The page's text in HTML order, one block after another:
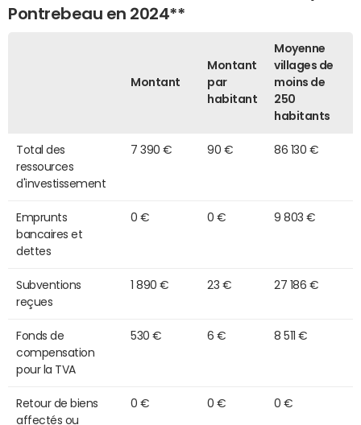
Pontrebeau en 2024**
Montant
Montant
par
habitant
Moyenne
villages de
moins de
250
habitants
Total des
ressources
d'investissement
7 390 € 90 € 86 130 €
Emprunts
bancaires et
dettes
0 € 0 € 9 803 €
Subventions
reçues
1 890 € 23 € 27 186 €
Fonds de
compensation
pour la TVA
530 € 6 € 8 511 €
Retour de biens
affectés ou
0 € 0 € 0 €